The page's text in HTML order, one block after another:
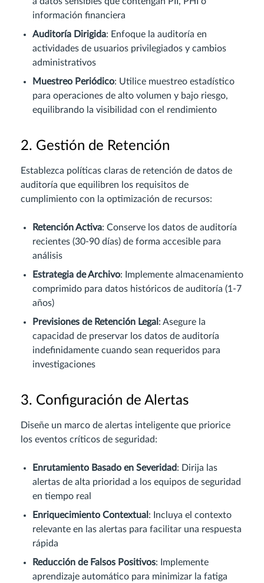
información financiera
Auditoría Dirigida: Enfoque la auditoría en
actividades de usuarios privilegiados y cambios
administrativos
Muestreo Periódico: Utilice muestreo estadístico
para operaciones de alto volumen y bajo riesgo,
equilibrando la visibilidad con el rendimiento
2. Gestión de Retención
Establezca políticas claras de retención de datos de
auditoría que equilibren los requisitos de
cumplimiento con la optimización de recursos:
Retención Activa: Conserve los datos de auditoría
recientes (30-90 días) de forma accesible para
análisis
Estrategia de Archivo: Implemente almacenamiento
comprimido para datos históricos de auditoría (1-7
años)
Previsiones de Retención Legal : Asegure la
capacidad de preservar los datos de auditoría
indefinidamente cuando sean requeridos para
investigaciones
3. Configuración de Alertas
Diseñe un marco de alertas inteligente que priorice
los eventos críticos de seguridad:
Enrutamiento Basado en Severidad: Dirija las
alertas de alta prioridad a los equipos de seguridad
en tiempo real
Enriquecimiento Contextual : Incluya el contexto
relevante en las alertas para facilitar una respuesta
rápida
Reducción de Falsos Positivos: Implemente
aprendizaje automático para minimizar la fatiga